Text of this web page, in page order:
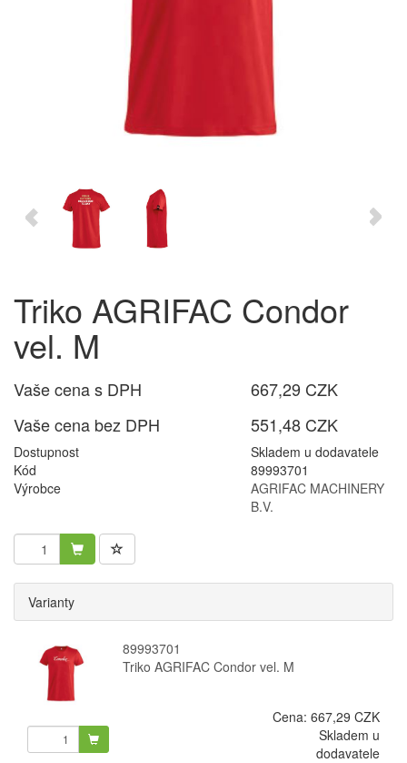
Triko AGRIFAC Condor
vel. M
Vaše cena s DPH
667,29 CZK
Vaše cena bez DPH
551,48 CZK
Dostupnost
Skladem u dodavatele
Kód
89993701
Výrobce
AGRIFAC MACHINERY
B.V.
Varianty
89993701
Triko AGRIFAC Condor vel. M
Cena: 667,29 CZK
Skladem u
dodavatele